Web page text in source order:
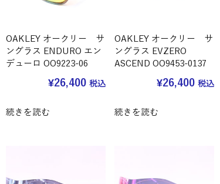
OAKLEY オークリー サ
ングラス ENDURO エン
デューロ OO9223-06
¥26,400 税込
続きを読む
OAKLEY オークリー サ
ングラス EVZERO
ASCEND OO9453-0137
¥26,400 税込
続きを読む